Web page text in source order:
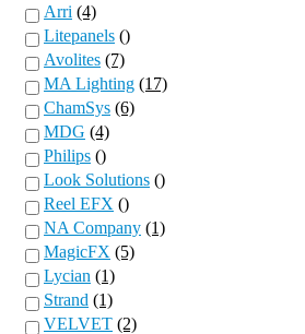
Arri (4)
Litepanels ()
Avolites (7)
MA Lighting (17)
ChamSys (6)
MDG (4)
Philips ()
Look Solutions ()
Reel EFX ()
NA Company (1)
MagicFX (5)
Lycian (1)
Strand (1)
VELVET (2)